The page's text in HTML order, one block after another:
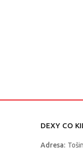
DEXY CO
Adresa: